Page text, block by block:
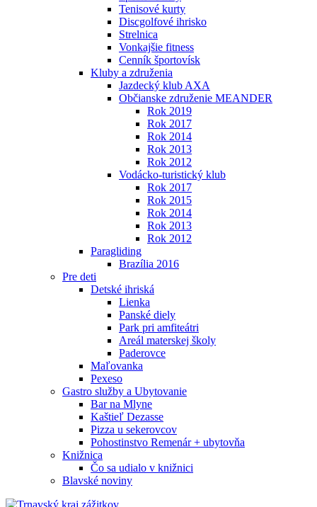
Tenisové kurty
Discgolfové ihrisko
Strelnica
Vonkajšie fitness
Cenník športovísk
Kluby a združenia
Jazdecký klub AXA
Občianske združenie MEANDER
Rok 2019
Rok 2017
Rok 2014
Rok 2013
Rok 2012
Vodácko-turistický klub
Rok 2017
Rok 2015
Rok 2014
Rok 2013
Rok 2012
Paragliding
Brazília 2016
Pre deti
Detské ihriská
Lienka
Panské diely
Park pri amfiteátri
Areál materskej školy
Paderovce
Maľovanka
Pexeso
Gastro služby a Ubytovanie
Bar na Mlyne
Kaštieľ Dezasse
Pizza u sekerovcov
Pohostinstvo Remenár + ubytovňa
Knižnica
Čo sa udialo v knižnici
Blavské noviny